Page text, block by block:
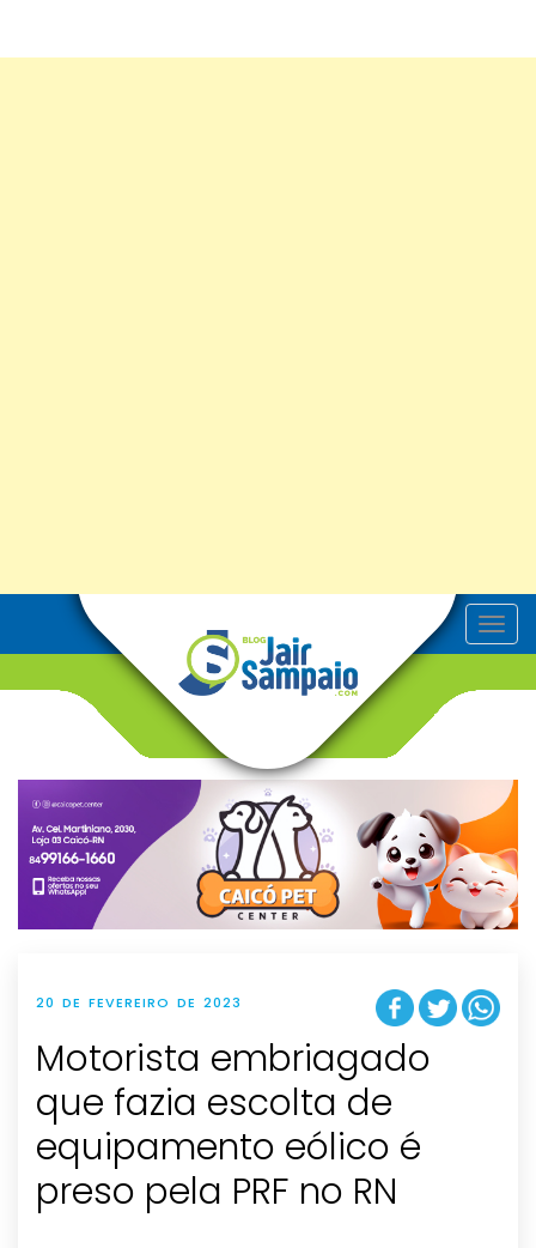
T
o
v
g
t
i
o
n
20 DE FEVEREIRO DE 2023
Motorista embriagado
que fazia escolta de
equipamento eólico é
preso pela PRF no RN